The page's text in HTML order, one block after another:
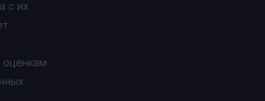
с их